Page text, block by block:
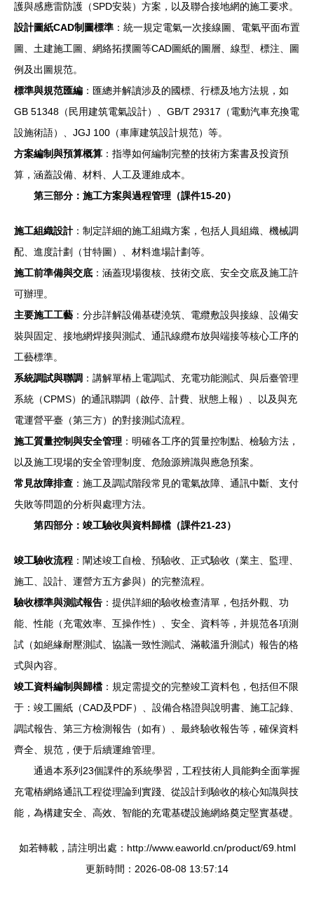
護與感應雷防護（SPD安裝）方案，以及聯合接地網的施工要求。
設計圖紙CAD制圖標準 ：統一規定電氣一次接線圖、電氣平面布置
圖、土建施工圖、網絡拓撲圖等CAD圖紙的圖層、線型、標注、圖
例及出圖規范。
標準與規范匯編 ：匯總并解讀涉及的國標、行標及地方法規，如
GB 51348（民用建筑電氣設計）、GB/T 29317（電動汽車充換電
設施術語）、JGJ 100（車庫建筑設計規范）等。
方案編制與預算概算 ：指導如何編制完整的技術方案書及投資預
算，涵蓋設備、材料、人工及運維成本。
第三部分：施工方案與過程管理（課件15-20）
施工組織設計：制定詳細的施工組織方案，包括人員組織、機械調
配、進度計劃（甘特圖）、材料進場計劃等。
施工前準備與交底 ：涵蓋現場復核、技術交底、安全交底及施工許
可辦理。
主要施工工藝 ：分步詳解設備基礎澆筑、電纜敷設與接線、設備安
裝與固定、接地網焊接與測試、通訊線纜布放與端接等核心工序的
工藝標準。
系統調試與聯調 ：講解單樁上電調試、充電功能測試、與后臺管理
系統（CPMS）的通訊聯調（啟停、計費、狀態上報）、以及與充
電運營平臺（第三方）的對接測試流程。
施工質量控制與安全管理 ：明確各工序的質量控制點、檢驗方法，
以及施工現場的安全管理制度、危險源辨識與應急預案。
常見故障排查 ：施工及調試階段常見的電氣故障、通訊中斷、支付
失敗等問題的分析與處理方法。
第四部分：竣工驗收與資料歸檔（課件21-23）
竣工驗收流程 ：闡述竣工自檢、預驗收、正式驗收（業主、監理、
施工、設計、運營方五方參與）的完整流程。
驗收標準與測試報告 ：提供詳細的驗收檢查清單，包括外觀、功
能、性能（充電效率、互操作性）、安全、資料等，并規范各項測
試（如絕緣耐壓測試、協議一致性測試、滿載溫升測試）報告的格
式與內容。
竣工資料編制與歸檔 ：規定需提交的完整竣工資料包，包括但不限
于：竣工圖紙（CAD及PDF）、設備合格證與說明書、施工記錄、
調試報告、第三方檢測報告（如有）、最終驗收報告等，確保資料
齊全、規范，便于后續運維管理。
通過本系列23個課件的系統學習，工程技術人員能夠全面掌握
充電樁網絡通訊工程從理論到實踐、從設計到驗收的核心知識與技
能，為構建安全、高效、智能的充電基礎設施網絡奠定堅實基礎。
如若轉載，請注明出處：http://www.eaworld.cn/product/69.html
更新時間：2026-08-08 13:57:14